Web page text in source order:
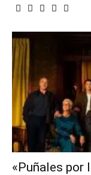
«Puñales por